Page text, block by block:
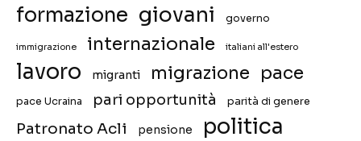
formazione giovani governo
immigrazione internazionale italiani all'estero
lavoro migranti migrazione pace
pace Ucraina pari opportunità parità di genere
Patronato Acli pensione politica